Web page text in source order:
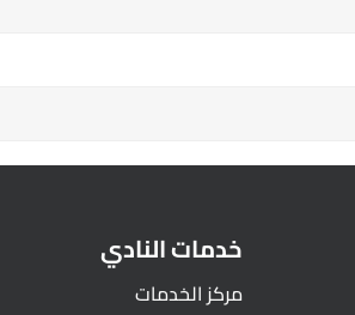
خدمات النادي
مركز الخدمات